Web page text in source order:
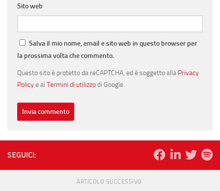
Sito web
Salva il mio nome, email e sito web in questo browser per
la prossima volta che commento.
Questo sito è protetto da reCAPTCHA, ed è soggetto alla Privacy
Policye ai Termini di utilizzodi Google.
SEGUICI:
ARTICOLO SUCCESSIVO